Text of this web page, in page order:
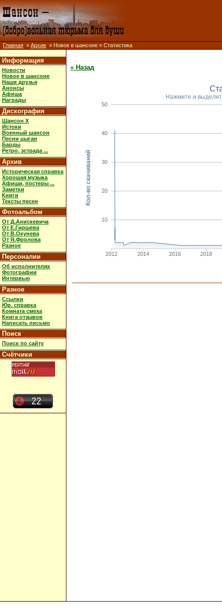
Главная » Архив » Новое в шансоне » Статистика
Информация
Новости
Новое в шансоне
Наши друзья
Анонсы
Афиша
Награды
Дискография
Шансон X
Истоки
Военный шансон
Песни цыган
Барды
Ретро, эстрада ...
Архив
Историческая справка
Хорошая музыка
Афиши, постеры ...
Заметки
Книги
Тексты песен
Фотоальбом
От Д.Анискевича
От Е.Гиршева
От В.Окунева
От Я.Фролова
Разное
Персоналии
Об исполнителях
Фотографии
Интервью
Разное
Ссылки
Юр. справка
Комната смеха
Книга отзывов
Написать письмо
Поиск
Поиск по сайту
Счётчики
« Назад
2012 2014 2016 2018
10
20
30
40
50
Кол-во скачиваний
Нажмите и